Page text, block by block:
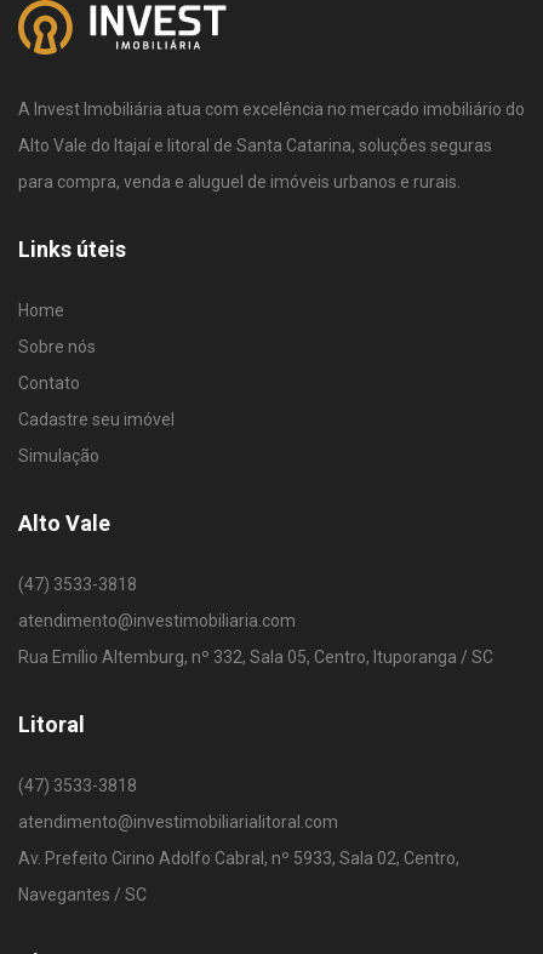
A Invest Imobiliária atua com excelência no mercado imobiliário do
Alto Vale do Itajaí e litoral de Santa Catarina, soluções seguras
para compra, venda e aluguel de imóveis urbanos e rurais.
Links úteis
Home
Sobre nós
Contato
Cadastre seu imóvel
Simulação
Alto Vale
(47) 3533-3818
atendimento@investimobiliaria.com
Rua Emílio Altemburg, nº 332, Sala 05, Centro, Ituporanga / SC
Litoral
(47) 3533-3818
atendimento@investimobiliarialitoral.com
Av. Prefeito Cirino Adolfo Cabral, nº 5933, Sala 02, Centro,
Navegantes / SC